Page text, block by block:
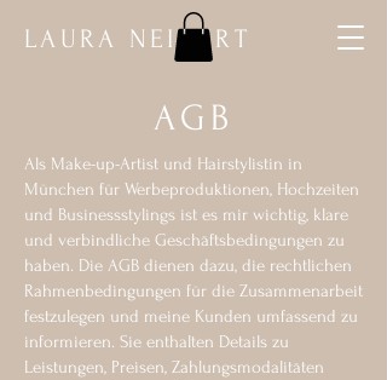
LAURA NEIDERT
AGB
Als Make-up-Artist und Hairstylistin in
München für Werbeproduktionen, Hochzeiten
und Businessstylings ist es mir wichtig, klare
und verbindliche Geschäftsbedingungen zu
haben. Die AGB dienen dazu, die rechtlichen
Rahmenbedingungen für die Zusammenarbeit
festzulegen und meine Kunden umfassend zu
informieren. Sie enthalten Details zu
Leistungen, Preisen, Zahlungsmodalitäten